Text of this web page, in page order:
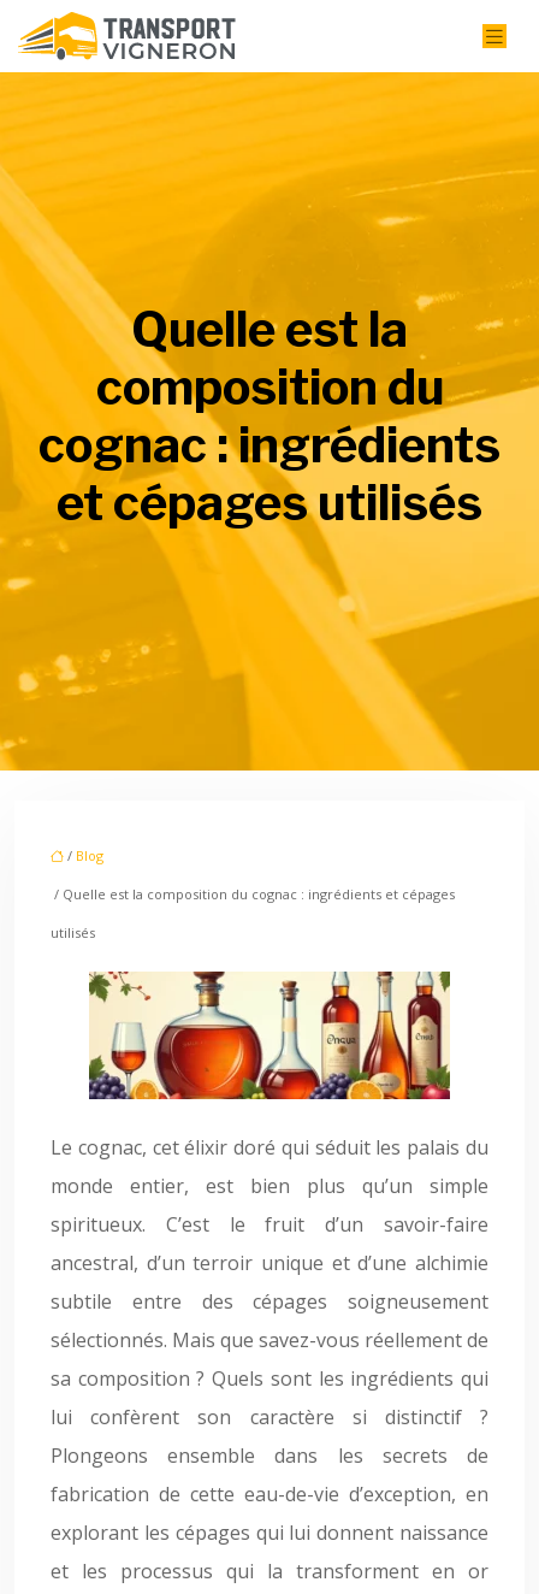
Quelle est la
composition du
cognac : ingrédients
et cépages utilisés
/ Blog
/ Quelle est la composition du cognac : ingrédients et cépages
utilisés
Le cognac, cet élixir doré qui séduit les palais du
monde entier, est bien plus qu’un simple
spiritueux. C’est le fruit d’un savoir-faire
ancestral, d’un terroir unique et d’une alchimie
subtile entre des cépages soigneusement
sélectionnés. Mais que savez-vous réellement de
sa composition ? Quels sont les ingrédients qui
lui confèrent son caractère si distinctif ?
Plongeons ensemble dans les secrets de
fabrication de cette eau-de-vie d’exception, en
explorant les cépages qui lui donnent naissance
et les processus qui la transforment en or